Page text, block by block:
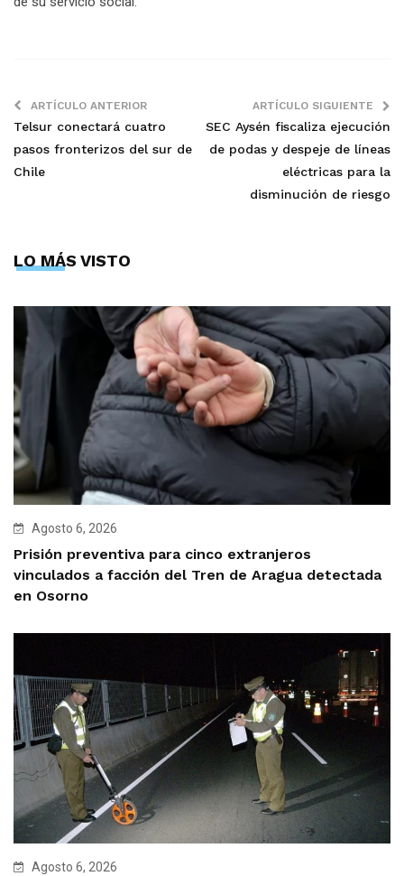
ARTÍCULO ANTERIOR
Telsur conectará cuatro
pasos fronterizos del sur de
Chile
ARTÍCULO SIGUIENTE
SEC Aysén fiscaliza ejecución
de podas y despeje de líneas
eléctricas para la
disminución de riesgo
LO MÁS VISTO
Agosto 6, 2026
Prisión preventiva para cinco extranjeros
vinculados a facción del Tren de Aragua detectada
en Osorno
Agosto 6, 2026